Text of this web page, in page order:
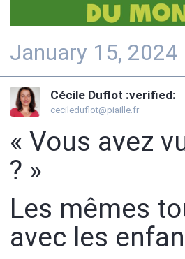
January 15, 2024
Cécile Duflot :verified:
cecileduflot@piaille.fr
« Vous avez
? »
Les mêmes
avec les